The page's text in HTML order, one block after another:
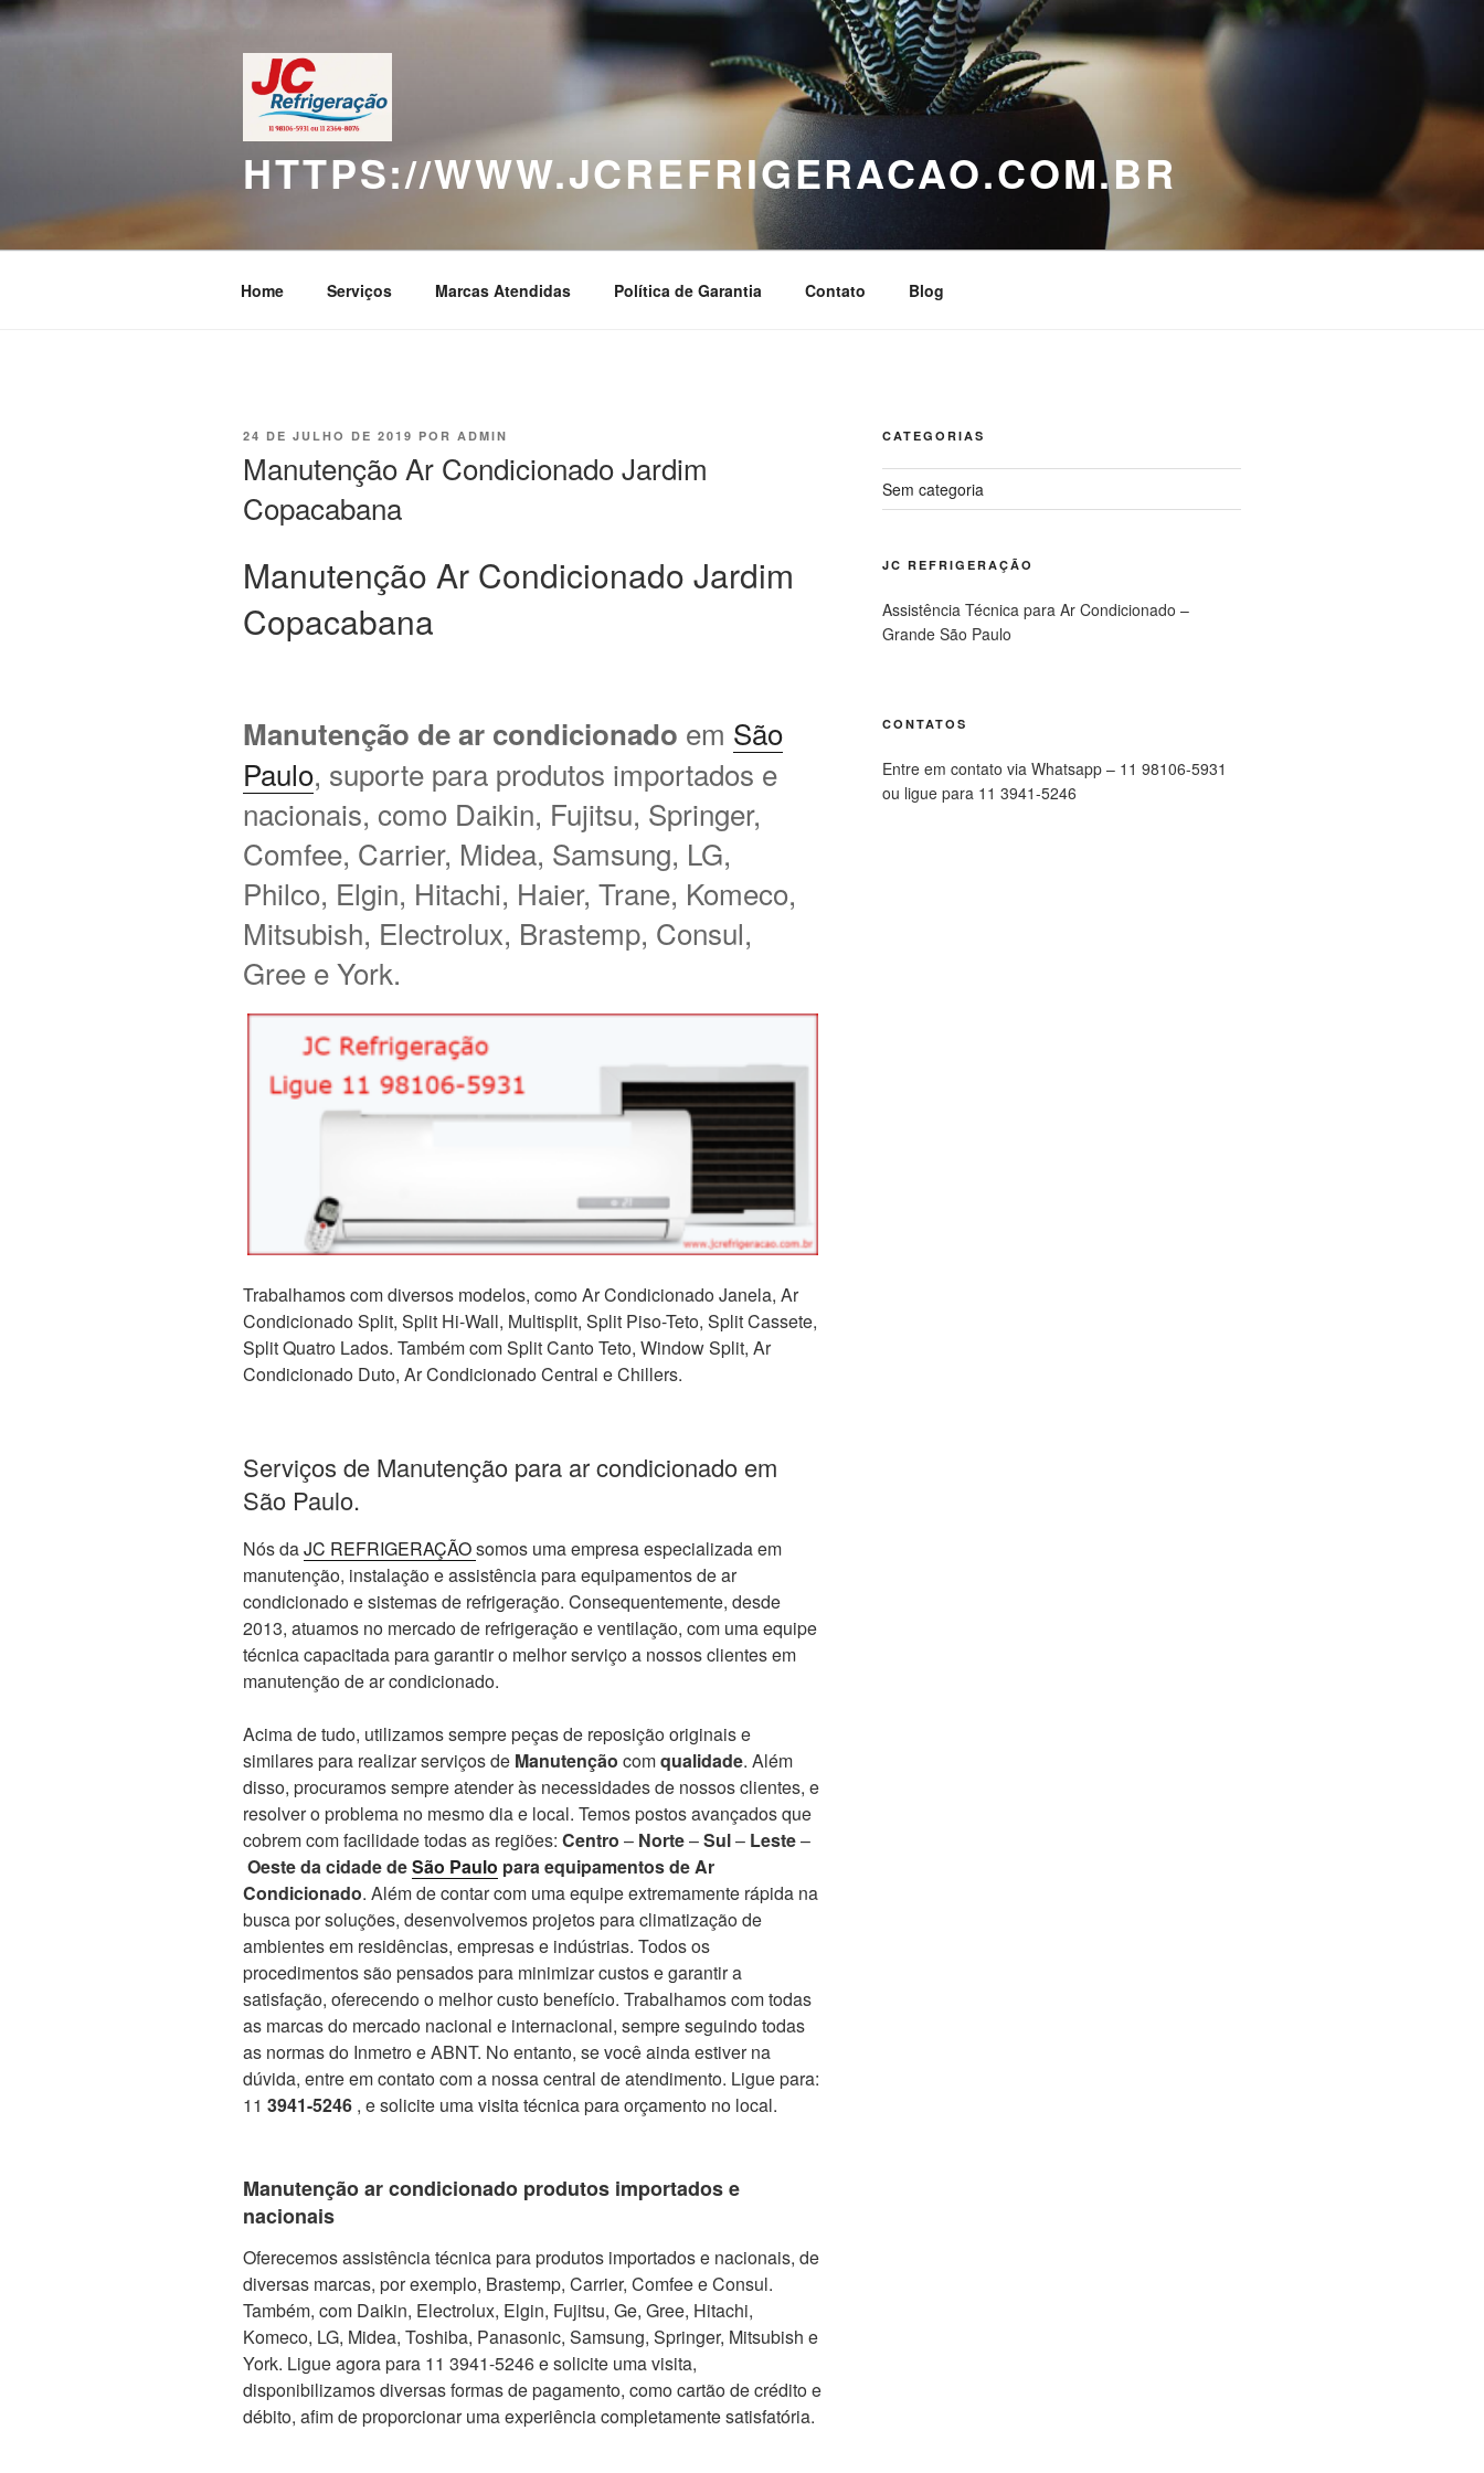
Pular
para
HTTPS://WWW.JCREFRIGERACAO.COM.BR
Home Serviços Marcas Atendidas Política de Garantia Contato Blog
PUBLICADO
24 DE JULHO DE 2019 POR ADMIN
Manutenção Ar Condicionado Jardim
Copacabana
Manutenção Ar Condicionado Jardim
Copacabana
Manutenção de ar condicionado em São
Paulo, suporte para produtos importados e
nacionais, como Daikin, Fujitsu, Springer,
Comfee, Carrier, Midea, Samsung, LG,
Philco, Elgin, Hitachi, Haier, Trane, Komeco,
Mitsubish, Electrolux, Brastemp, Consul,
Gree e York.
Trabalhamos com diversos modelos, como Ar Condicionado Janela, Ar
Condicionado Split, Split Hi-Wall, Multisplit, Split Piso-Teto, Split Cassete,
Split Quatro Lados. Também com Split Canto Teto, Window Split, Ar
Condicionado Duto, Ar Condicionado Central e Chillers.
Serviços de Manutenção para ar condicionado em
São Paulo.
Nós daJC REFRIGERAÇÃOsomos uma empresa especializada em
manutenção, instalação e assistência para equipamentos de ar
condicionado e sistemas de refrigeração. Consequentemente, desde
2013, atuamos no mercado de refrigeração e ventilação, com uma equipe
técnica capacitada para garantir o melhor serviço a nossos clientes em
manutenção de ar condicionado.
Acima de tudo, utilizamos sempre peças de reposição originais e
similares para realizar serviços de Manutenção comqualidade. Além
disso, procuramos sempre atender às necessidades de nossos clientes, e
resolver o problema no mesmo dia e local. Temos postos avançados que
cobrem com facilidade todas as regiões: Centro – Norte–Sul– Leste–
Oeste da cidade deSão Paulo para equipamentos de Ar
Condicionado. Além de contar com uma equipe extremamente rápida na
busca por soluções, desenvolvemos projetos para climatização de
ambientes em residências, empresas e indústrias. Todos os
procedimentos são pensados para minimizar custos e garantir a
satisfação, oferecendo o melhor custo benefício. Trabalhamos com todas
as marcas do mercado nacional e internacional, sempre seguindo todas
as normas do Inmetro e ABNT. No entanto, se você ainda estiver na
dúvida, entre em contato com a nossa central de atendimento. Ligue para:
11 3941-5246 , e solicite uma visita técnica para orçamento no local.
Manutenção ar condicionado produtos importados e
nacionais
Oferecemos assistência técnica para produtos importados e nacionais, de
diversas marcas, por exemplo, Brastemp, Carrier, Comfee e Consul.
Também, com Daikin, Electrolux, Elgin, Fujitsu, Ge, Gree, Hitachi,
Komeco, LG, Midea, Toshiba, Panasonic, Samsung, Springer, Mitsubish e
York. Ligue agora para 11 3941-5246 e solicite uma visita,
disponibilizamos diversas formas de pagamento, como cartão de crédito e
débito, afim de proporcionar uma experiência completamente satisfatória.
CATEGORIAS
Sem categoria
JC REFRIGERAÇÃO
Assistência Técnica para Ar Condicionado –
Grande São Paulo
CONTATOS
Entre em contato via Whatsapp – 11 98106-5931
ou ligue para 11 3941-5246